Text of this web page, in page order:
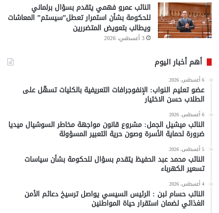
النائب عمرو فهمي يتقدم بسؤال برلماني
للحكومة بشأن استمرار تعطل”سيستم” المعاشات
ويطالب بتعويض المتضررين
3 أغسطس، 2026
أهم أخبار اليوم
6 أغسطس، 2026
عضو تعليم النواب: الإنفوجرافات التعريفية بالكليات تسهّل على
الطلاب حسن الاختيار
6 أغسطس، 2026
النائب ميشيل الجمل: مشروع قانون مواجهة مخاطر السوشيال ميديا
ضرورة لحماية الأسرة وصون حرية التعبير المسؤولة
5 أغسطس، 2026
النائب محمد عبد الحفيظ يتقدم بسؤال للحكومة بشأن سياسات
تسعير الكهرباء
4 أغسطس، 2026
النائب حسام لبن : الرئيس السيسي يواصل ترسيخ دعائم الأمن
الغذائي لضمان استقرار حياة المواطنين